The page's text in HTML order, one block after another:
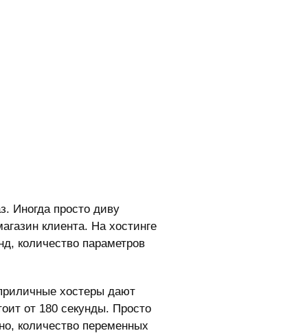
Иногда просто диву
клиента. На хостинге
количество параметров
хостеры дают
от 180 секунды. Просто
количество переменных